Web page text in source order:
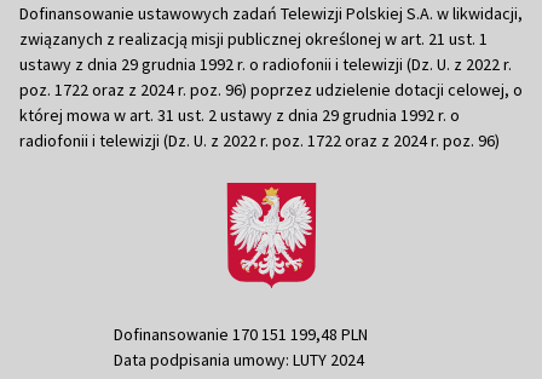
Dofinansowanie ustawowych zadań Telewizji Polskiej S.A. w likwidacji,
związanych z realizacją misji publicznej określonej w art. 21 ust. 1
ustawy z dnia 29 grudnia 1992 r. o radiofonii i telewizji (Dz. U. z 2022 r.
poz. 1722 oraz z 2024 r. poz. 96) poprzez udzielenie dotacji celowej, o
której mowa w art. 31 ust. 2 ustawy z dnia 29 grudnia 1992 r. o
radiofonii i telewizji (Dz. U. z 2022 r. poz. 1722 oraz z 2024 r. poz. 96)
Dofinansowanie 170 151 199,48 PLN
Data podpisania umowy: LUTY 2024